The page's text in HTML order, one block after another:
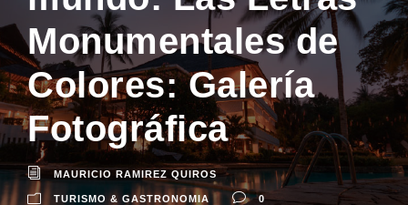
Monumentales de
Colores: Galería
Fotográfica
MAURICIO RAMIREZ QUIROS
TURISMO & GASTRONOMIA 0